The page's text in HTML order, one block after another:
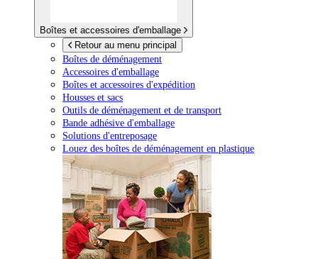
Boîtes et accessoires d'emballage
Retour au menu principal
Boîtes de déménagement
Accessoires d'emballage
Boîtes et accessoires d'expédition
Housses et sacs
Outils de déménagement et de transport
Bande adhésive d'emballage
Solutions d'entreposage
Louez des boîtes de déménagement en plastique